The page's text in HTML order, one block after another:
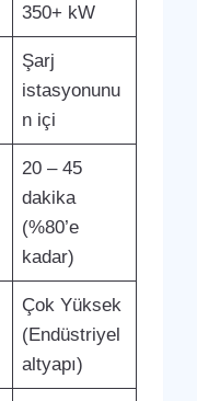
350+ kW
Şarj
istasyonunu
n içi
20 – 45
dakika
(%80’e
kadar)
Çok Yüksek
(Endüstriyel
altyapı)